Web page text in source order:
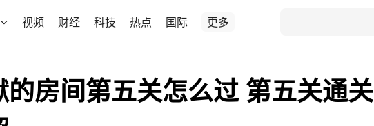
视频 财经 科技 热点 国际 更多
的房间第五关怎么过 第五关通关